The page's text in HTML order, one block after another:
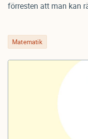
förresten att man kan
Matematik